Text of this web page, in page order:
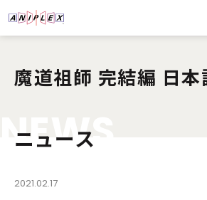
魔道祖師 完結編 日本
NEWS
ニュース
2021.02.17